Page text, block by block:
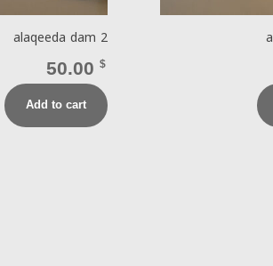
alaqeeda dam 2
50.00 $
Add to cart